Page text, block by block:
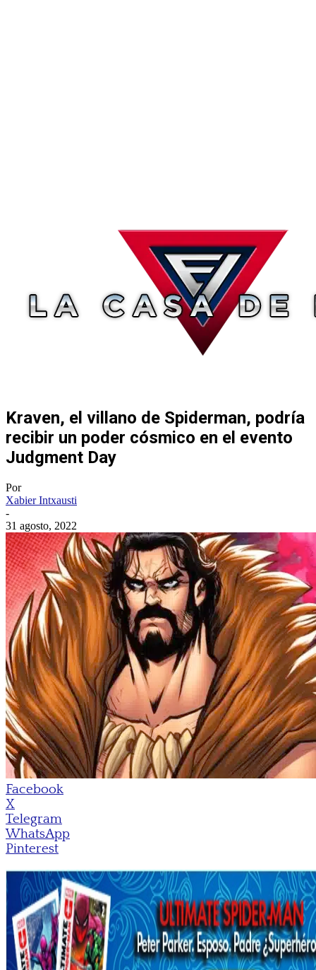
Kraven, el villano de Spiderman, podría
recibir un poder cósmico en el evento
Judgment Day
Por
Xabier Intxausti
-
31 agosto, 2022
Facebook
X
Telegram
WhatsApp
Pinterest